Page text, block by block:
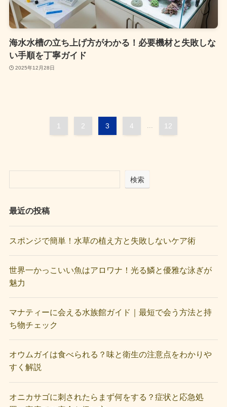
海水水槽の立ち上げ方がわかる！必要機材と失敗しな
い手順を丁寧ガイド
2025年12月28日
1 2 3 4 12
検索
最近の投稿
スポンジで簡単！水草の植え方と失敗しないケア術
世界一かっこいい魚はアロワナ！光る鱗と優雅な泳ぎが
魅力
マナティーに会える水族館ガイド｜最短で会う方法と持
ち物チェック
オウムガイは食べられる？味と衛生の注意点をわかりや
すく解説
オニカサゴに刺されたらまず何をする？症状と応急処